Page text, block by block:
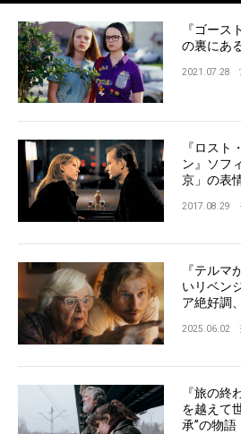
『ゴース
の裏にあ
2021.07.28
『ロスト
ン』ソフ
京」の表
2017.08.29
『テル
いリベン
ア絶好調
2025.06.02
『旅の終
を越えて
承”の物語